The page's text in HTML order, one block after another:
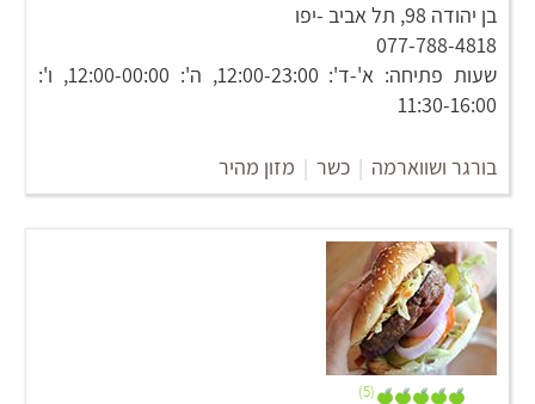
בן יהודה 98‏, תל אביב -יפו
077-788-4818
שעות פתיחה: א'-ד': 12:00-23:00, ה': 12:00-00:00, ו':
11:30-16:00
בורגר ושווארמה | כשר | מזון מהיר
(5)